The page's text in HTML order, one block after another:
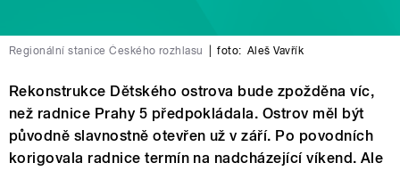
Regionální stanice Českého rozhlasu foto: Aleš Vavřík
Rekonstrukce Dětského ostrova bude zpožděna víc,
než radnice Prahy 5 předpokládala. Ostrov měl být
původně slavnostně otevřen už v září. Po povodních
korigovala radnice termín na nadcházející víkend. Ale